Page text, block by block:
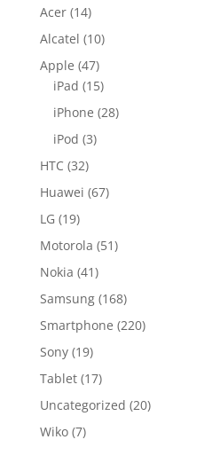
Acer (14)
Alcatel (10)
Apple (47)
iPad (15)
iPhone (28)
iPod (3)
HTC (32)
Huawei (67)
LG (19)
Motorola (51)
Nokia (41)
Samsung (168)
Smartphone (220)
Sony (19)
Tablet (17)
Uncategorized (20)
Wiko (7)